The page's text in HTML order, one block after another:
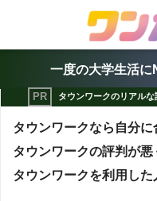
一度の大学生活に
タウンワークのリアル
タウンワークなら自分
タウンワークの評判が
タウンワークを利用し